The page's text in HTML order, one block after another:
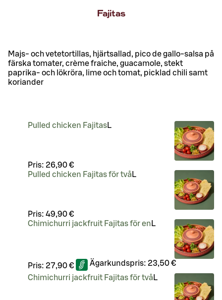
Fajitas
Majs- och vetetortillas, hjärtsallad, pico de gallo-salsa på
färska tomater, crème fraiche, guacamole, stekt
paprika- och lökröra, lime och tomat, picklad chili samt
koriander
Pulled chicken FajitasL
Pris: 26,90 €
Pulled chicken Fajitas för två L
Pris: 49,90 €
Chimichurri jackfruit Fajitas för en L
Pris: 27,90 € Ägarkundspris: 23,50 €
Chimichurri jackfruit Fajitas för två L